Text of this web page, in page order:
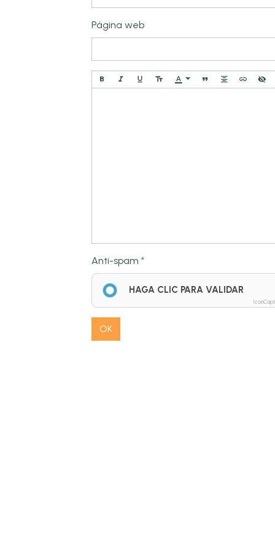
Página web
Anti-spam
HAGA CLIC PARA VALIDAR
OK